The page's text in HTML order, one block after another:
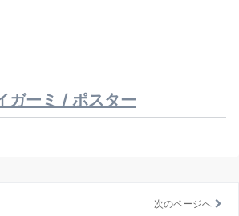
ガーミ / ポスター
次のページへ